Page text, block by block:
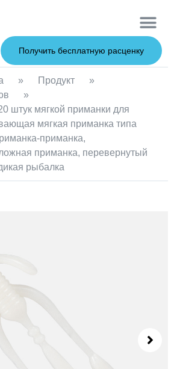
Получить бесплатную расценку
» Продукт
»
»
штук мягкой приманки для
мягкая приманка типа
приманка,
приманка, перевернутый
рыбалка